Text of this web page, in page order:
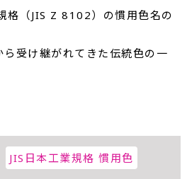
格（JIS Z 8102）の慣用色名の
受け継がれてきた伝統色の一
JIS日本工業規格 慣用色